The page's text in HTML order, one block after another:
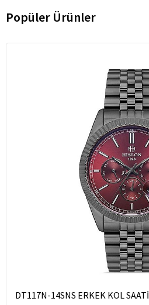
Popüler Ürünler
DT117N-14SNS ERKEK KOL SAATİ